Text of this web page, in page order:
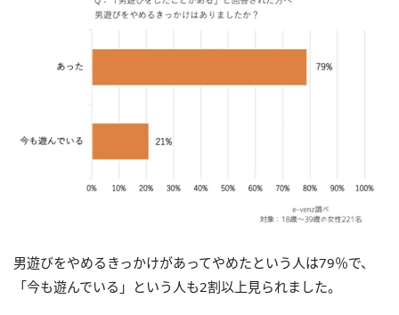
男遊びをやめるきっかけがあってやめたという人は79％で、
「今も遊んでいる」という人も2割以上見られました。